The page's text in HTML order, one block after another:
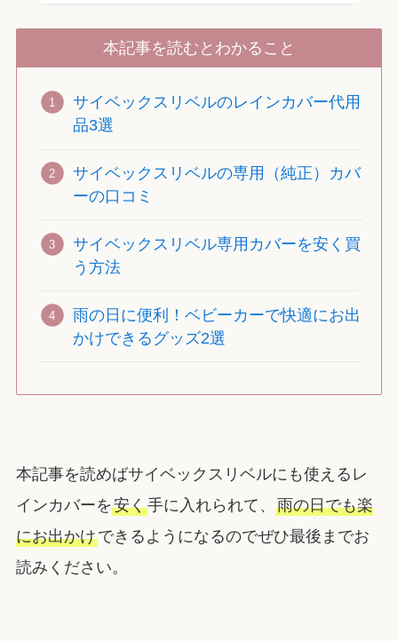
本記事を読むとわかること
サイベックスリベルのレインカバー代用
品3選
サイベックスリベルの専用（純正）カバ
ーの口コミ
サイベックスリベル専用カバーを安く買
う方法
雨の日に便利！ベビーカーで快適にお出
かけできるグッズ2選
本記事を読めばサイベックスリベルにも使えるレ
インカバーを安く手に入れられて、 雨の日でも楽
にお出かけできるようになるのでぜひ最後までお
読みください。